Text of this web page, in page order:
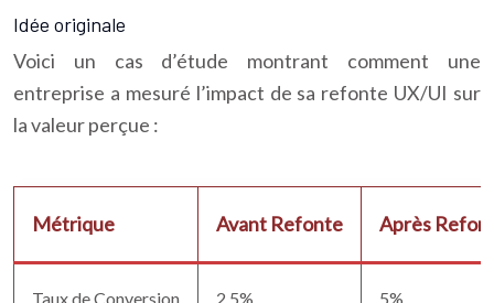
Idée originale
Voici un cas d’étude montrant comment une
entreprise a mesuré l’impact de sa refonte UX/UI sur
la valeur perçue :
Métrique Avant Refonte Après
Taux de Conversion 2.5% 5%